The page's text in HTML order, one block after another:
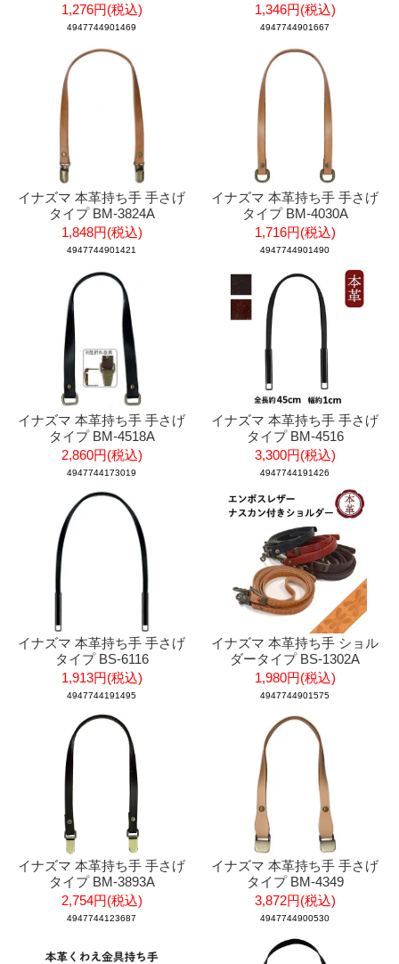
1,276円(税込)
4947744901469
1,346円(税込)
4947744901667
イナズマ 本革持ち手 手さげ
タイプ BM-3824A
1,848円(税込)
4947744901421
イナズマ 本革持ち手 手さげ
タイプ BM-4030A
1,716円(税込)
4947744901490
イナズマ 本革持ち手 手さげ
タイプ BM-4518A
2,860円(税込)
4947744173019
イナズマ 本革持ち手 手さげ
タイプ BM-4516
3,300円(税込)
4947744191426
イナズマ 本革持ち手 手さげ
タイプ BS-6116
1,913円(税込)
4947744191495
イナズマ 本革持ち手 ショル
ダータイプ BS-1302A
1,980円(税込)
4947744901575
イナズマ 本革持ち手 手さげ
タイプ BM-3893A
2,754円(税込)
4947744123687
イナズマ 本革持ち手 手さげ
タイプ BM-4349
3,872円(税込)
4947744900530